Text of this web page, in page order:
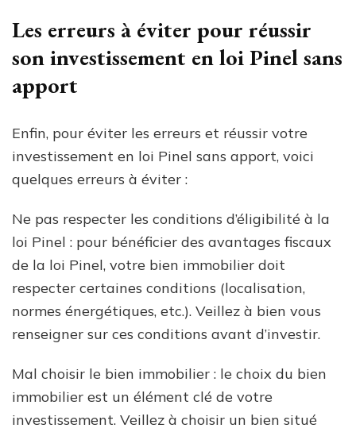
Les erreurs à éviter pour réussir
son investissement en loi Pinel sans
apport
Enfin, pour éviter les erreurs et réussir votre
investissement en loi Pinel sans apport, voici
quelques erreurs à éviter :
Ne pas respecter les conditions d’éligibilité à la
loi Pinel : pour bénéficier des avantages fiscaux
de la loi Pinel, votre bien immobilier doit
respecter certaines conditions (localisation,
normes énergétiques, etc.). Veillez à bien vous
renseigner sur ces conditions avant d’investir.
Mal choisir le bien immobilier : le choix du bien
immobilier est un élément clé de votre
investissement. Veillez à choisir un bien situé